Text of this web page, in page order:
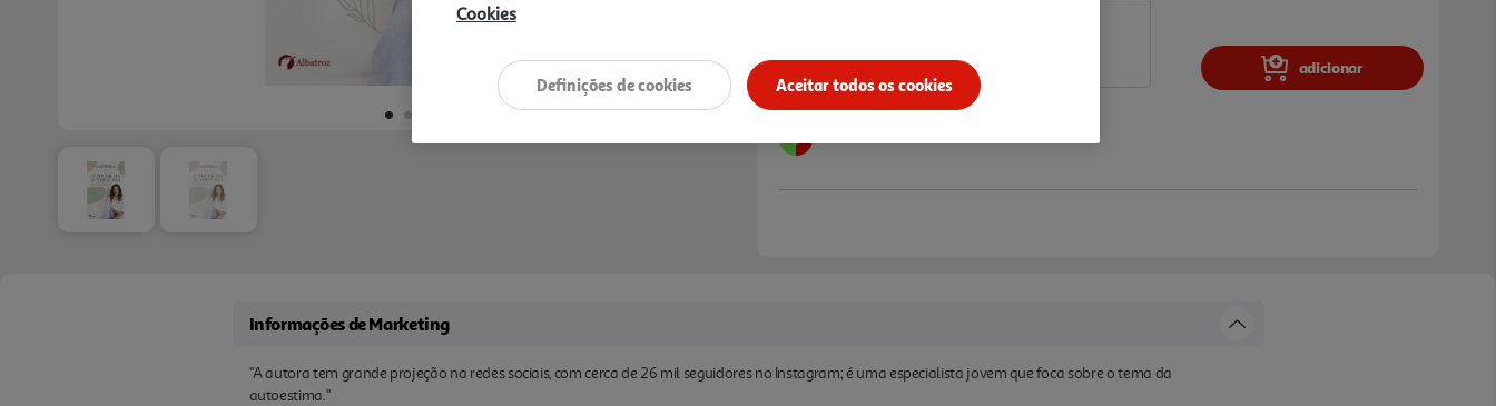
adicionar
Informações de Marketing
"A autora tem grande projeção na redes sociais, com cerca de 26 mil seguidores no Instagram; é uma especialista jovem que foca sobre o tema da
autoestima."
Cookies
Aceitar todos os cookies
Definições de cookies